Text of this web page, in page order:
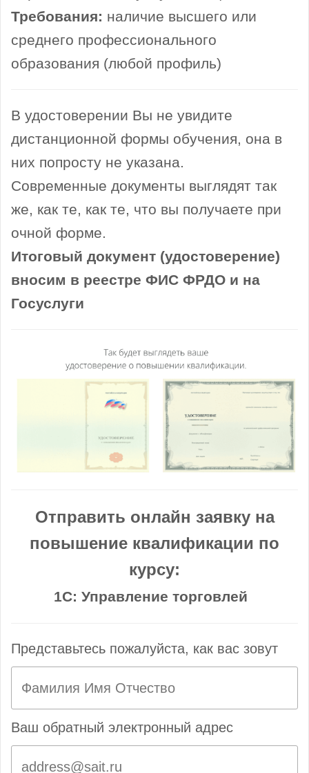
Требования: наличие высшего или
среднего профессионального
образования (любой профиль)
В удостоверении Вы не увидите
дистанционной формы обучения, она в
них попросту не указана.
Современные документы выглядят так
же, как те, как те, что вы получаете при
очной форме.
Итоговый документ (удостоверение)
вносим в реестре ФИС ФРДО и на
Госуслуги
Отправить онлайн заявку на
повышение квалификации по
курсу:
1С: Управление торговлей
Представьтесь пожалуйста, как вас зовут
Ваш обратный электронный адрес